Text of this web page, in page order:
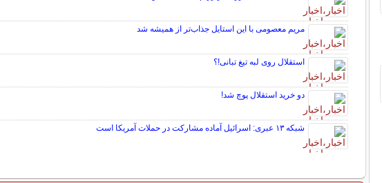
مریم معصومی با این استایل جذاب‌تر از همیشه شد
استقلال روی لبه تیغ تبانی!؟
دو خرید استقلال پوچ شد!
شبکه ۱۳ عبری: اسرائیل آماده مشارکت در حملات آمریکا است